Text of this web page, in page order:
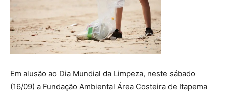
Em alusão ao Dia Mundial da Limpeza, neste sábado
(16/09) a Fundação Ambiental Área Costeira de Itapema